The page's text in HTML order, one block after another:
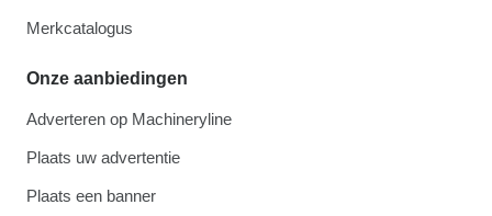
Merkcatalogus
Onze aanbiedingen
Adverteren op Machineryline
Plaats uw advertentie
Plaats een banner